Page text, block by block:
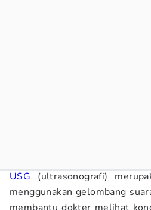
USG (ultrasonografi)
menggunakan gelombang